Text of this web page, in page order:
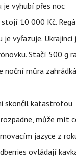
je vyhubí přes noc
10 000 Kč.
vyřazuje.
Stačí 500 g
noční můra
skončil katastrofou
může mít
jazyce z
ovládají